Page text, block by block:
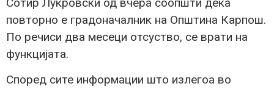
повторно е градоначалник на Општина Карпош.
По речиси два месеци отсуство, се врати на
функцијата.
Според сите информации што излегоа во